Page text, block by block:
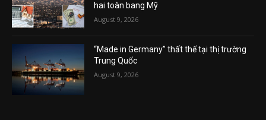
hai toàn bang Mỹ
August 9, 2026
“Made in Germany” thất thế tại thị trường
Trung Quốc
August 9, 2026